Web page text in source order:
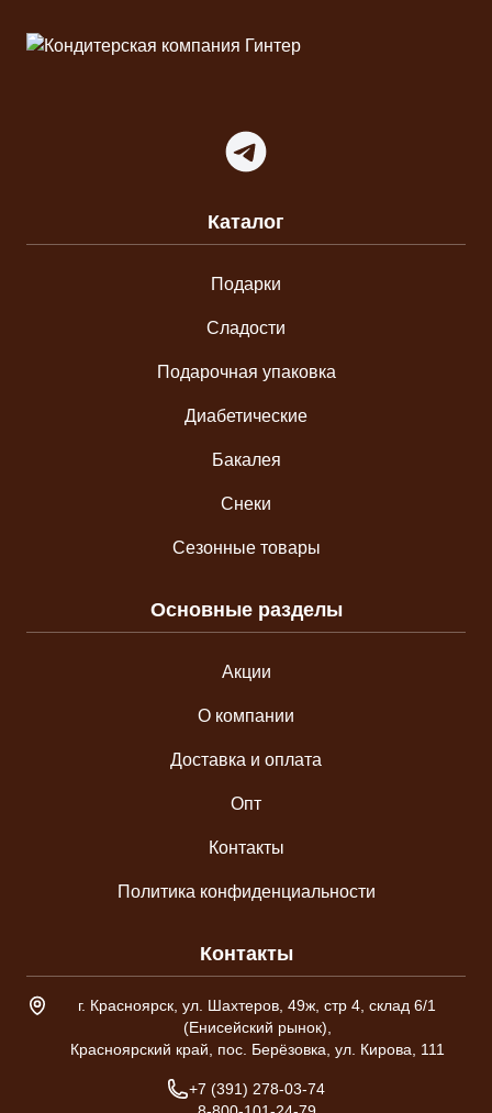
Telegram
Каталог
Подарки
Сладости
Подарочная упаковка
Диабетические
Бакалея
Снеки
Сезонные товары
Основные разделы
Акции
О компании
Доставка и оплата
Опт
Контакты
Политика конфиденциальности
Контакты
Адрес склада
г. Красноярск, ул. Шахтеров, 49ж, стр 4, склад 6/1
(Енисейский рынок),
Красноярский край, пос. Берёзовка, ул. Кирова, 111
Телефон
+7 (391) 278-03-74